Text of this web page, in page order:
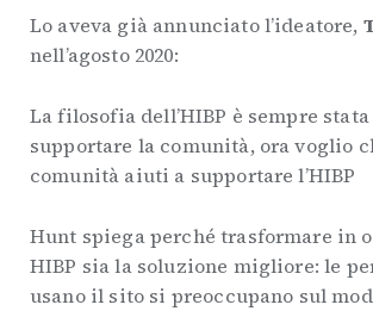
Lo aveva già annunciato l’ideatore,
nell’agosto 2020:
La filosofia dell’HIBP è sempre
supportare la comunità, ora voglio
comunità aiuti a supportare l’HIBP
Hunt spiega perché trasformare in
HIBP sia la soluzione migliore: le
usano il sito si preoccupano sul